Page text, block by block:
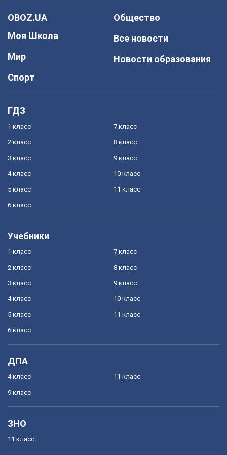
OBOZ.UA
Моя Школа
Мир
Спорт
Общество
Все новости
Новости образования
ГДЗ
1 класс
2 класс
3 класс
4 класс
5 класс
6 класс
7 класс
8 класс
9 класс
10 класс
11 класс
Учебники
1 класс
2 класс
3 класс
4 класс
5 класс
6 класс
7 класс
8 класс
9 класс
10 класс
11 класс
ДПА
4 класс
9 класс
11 класс
ЗНО
11 класс